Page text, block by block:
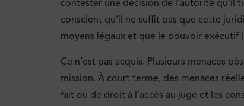
contester une décision de l’autorité qu’il
conscient qu’il ne suffit pas que cette
moyens légaux et que le pouvoir exécutif
Ce n’est pas acquis. Plusieurs menaces
mission. À court terme, des menaces
fait ou de droit à l’accès au juge et les